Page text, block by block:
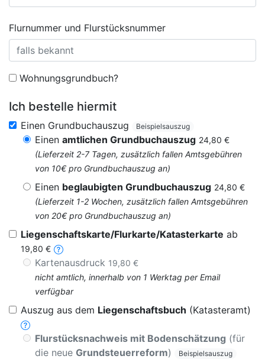
Flurnummer und Flurstücksnummer
Wohnungsgrundbuch?
Ich bestelle hiermit
Einen Grundbuchauszug Beispielsauszug
Einen amtlichen Grundbuchauszug 24,80 €
(Lieferzeit 2-7 Tagen, zusätzlich fallen Amtsgebühren
von 10€ pro Grundbuchauszug an)
Einen beglaubigten Grundbuchauszug 24,80 €
(Lieferzeit 1-2 Wochen, zusätzlich fallen Amtsgebühren
von 20€ pro Grundbuchauszug an)
Liegenschaftskarte/Flurkarte/Katasterkarte ab
19,80 €
Kartenausdruck 19,80 €
nicht amtlich, innerhalb von 1 Werktag per Email
verfügbar
Auszug aus dem Liegenschaftsbuch (Katasteramt)
Flurstücksnachweis mit Bodenschätzung (für
die neue Grundsteuerreform) Beispielsauszug